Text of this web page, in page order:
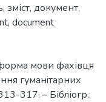
, зміст, документ,
, document
мови фахівця
гуманiтарних
317. – Бібліогр.: